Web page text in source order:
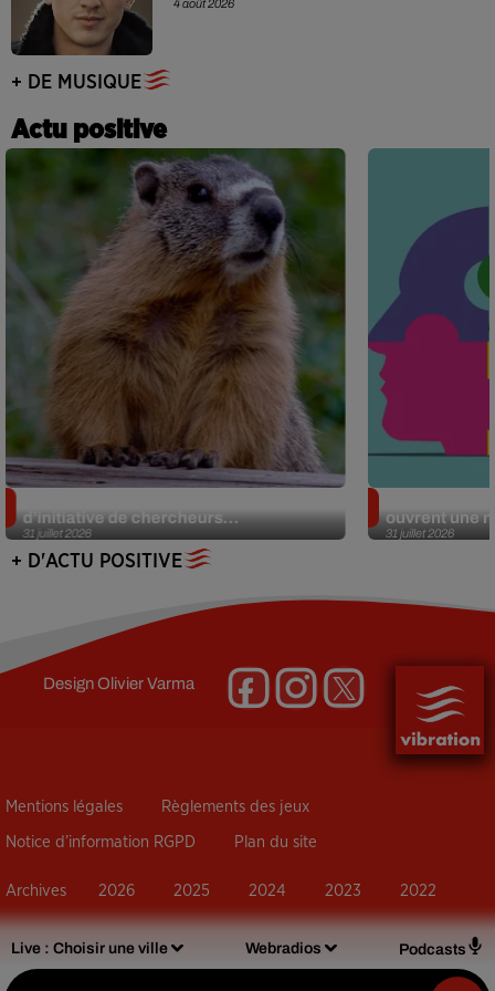
Live : Choisir une ville Webradios Podcasts
4 août 2026
+ DE MUSIQUE
Actu positive
31 juillet 2026
d’initiative de chercheurs...
31 juillet 2026
ouvrent une
+ D'ACTU POSITIVE
DesignOlivier Varma
Mentions légales Règlements des jeux
Notice d’information RGPD Plan du site
Archives 2026 2025 2024 2023 2022